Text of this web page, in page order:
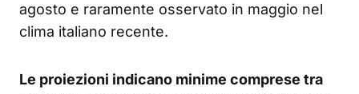
agosto e raramente osservato in maggio nel
clima italiano recente.
Le proiezioni indicano minime comprese tra